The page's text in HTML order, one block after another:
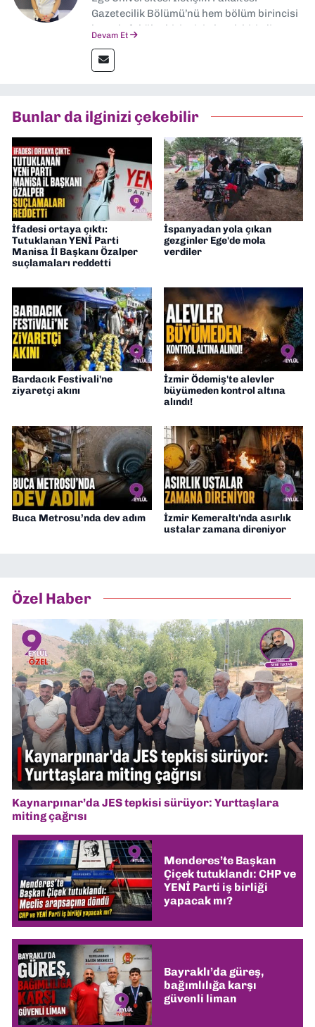
Gazetecilik Bölümü’nü hem bölüm birincisi
hem de fakülte birincisi olarak bitirdim.
İletişim” üzerine yüksek lisans eğitimimi
tamamladım. Halen aynı anabilim dalında
Müdürü” olarak görev almaktayım. Hak
odaklı haberciliğe dair çalışmalar
yapıyorum
Devam Et
Bunlar da ilginizi çekebilir
İfadesi ortaya çıktı:
Tutuklanan YENİ Parti
Manisa İl Başkanı Özalper
suçlamaları reddetti
İspanyadan yola çıkan
gezginler Ege'de mola
verdiler
Bardacık Festivali'ne
ziyaretçi akını
İzmir Ödemiş'te alevler
büyümeden kontrol altına
alındı!
Buca Metrosu’nda dev adım
İzmir Kemeraltı'nda asırlık
ustalar zamana direniyor
Özel Haber
Kaynarpınar’da JES tepkisi sürüyor: Yurttaşlara
miting çağrısı
Menderes’te Başkan
Çiçek tutuklandı: CHP ve
YENİ Parti iş birliği
yapacak mı?
Bayraklı’da güreş,
bağımlılığa karşı
güvenli liman